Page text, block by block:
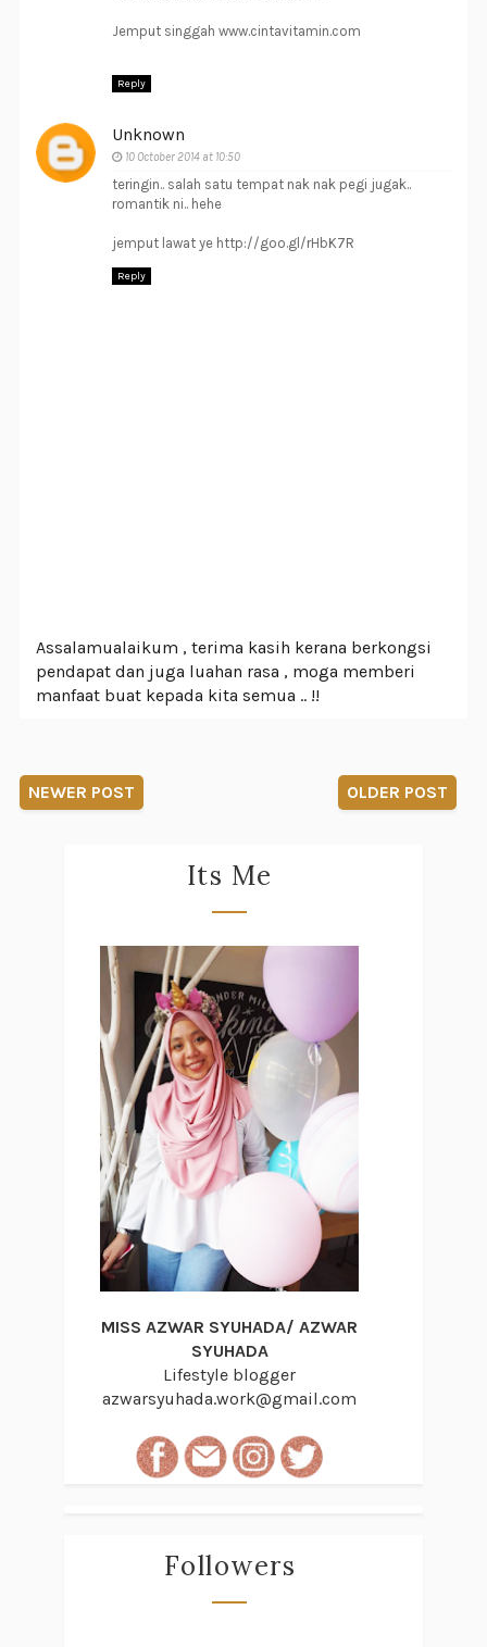
Jemput singgah www.cintavitamin.com
Reply
Unknown
10 October 2014 at 10:50
teringin.. salah satu tempat nak nak pegi jugak..
romantik ni.. hehe
jemput lawat ye http://goo.gl/rHbK7R
Reply
Assalamualaikum , terima kasih kerana berkongsi
pendapat dan juga luahan rasa , moga memberi
manfaat buat kepada kita semua .. !!
NEWER POST OLDER POST
Its Me
MISS AZWAR SYUHADA/ AZWAR
SYUHADA
Lifestyle blogger
azwarsyuhada.work@gmail.com
Followers